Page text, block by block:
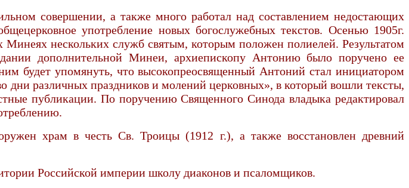
совершении, а также много работал над составлением недостающих
употребление новых богослужебных текстов. Осенью 1905г.
нескольких служб святым, которым положен полиелей. Результатом
дополнительной Минеи, архиепископу Антонию было поручено ее
будет упомянуть, что высокопреосвященный Антоний стал инициатором
дни различных праздников и молений церковных», в который вошли тексты,
публикации. По поручению Священного Синода владыка редактировал
храм в честь Св. Троицы (1912 г.), а также восстановлен древний
Российской империи школу диаконов и псаломщиков.